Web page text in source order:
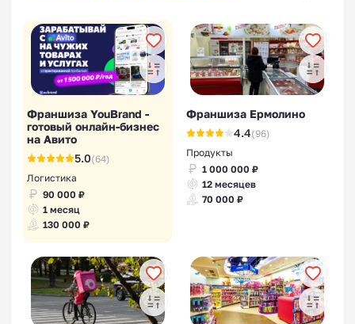
Франшиза YouBrand -
готовый онлайн-бизнес
на Авито
5.0(64)
Логистика
90 000 ₽
1 месяц
130 000 ₽
Франшиза Ермолино
4.4(96)
Продукты
1 000 000 ₽
12 месяцев
70 000 ₽